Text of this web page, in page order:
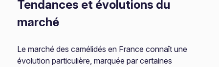
Tendances et évolutions du
marché
Le marché des camélidés en France connaît une
évolution particulière, marquée par certaines